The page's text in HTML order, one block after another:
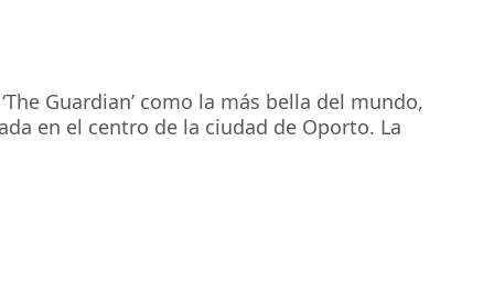
Guardian’ como la más bella del mundo,
en el centro de la ciudad de Oporto. La